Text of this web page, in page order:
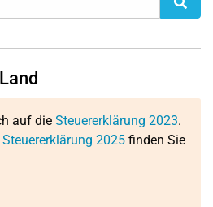
auf die Steuererklärung 2023.
Steuererklärung 2025 finden Sie